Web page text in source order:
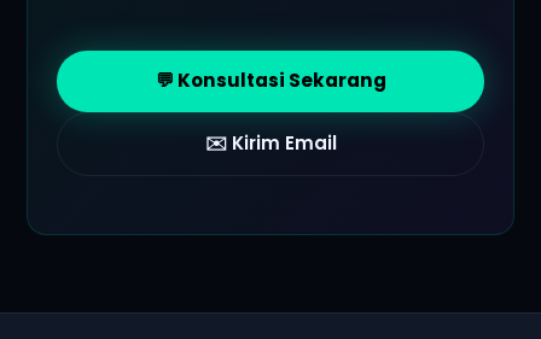
💬 Konsultasi Sekarang
✉️ Kirim Email